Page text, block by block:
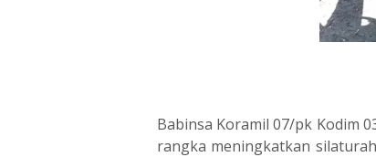
Babinsa Koramil 07/pk Kodim
rangka meningkatkan